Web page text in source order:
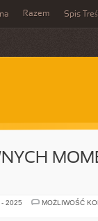
Razem Spis
2025
MOŻLIWOŚĆ